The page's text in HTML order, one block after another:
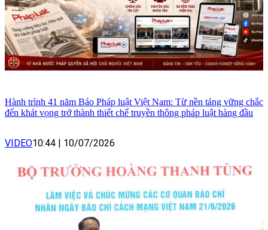
Hành trình 41 năm Báo Pháp luật Việt Nam: Từ nền tảng vững chắc
đến khát vọng trở thành thiết chế truyền thông pháp luật hàng đầu
VIDEO10:44 | 10/07/2026